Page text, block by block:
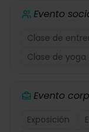
Evento
Clase de
Clase de yoga
Evento
Exposición